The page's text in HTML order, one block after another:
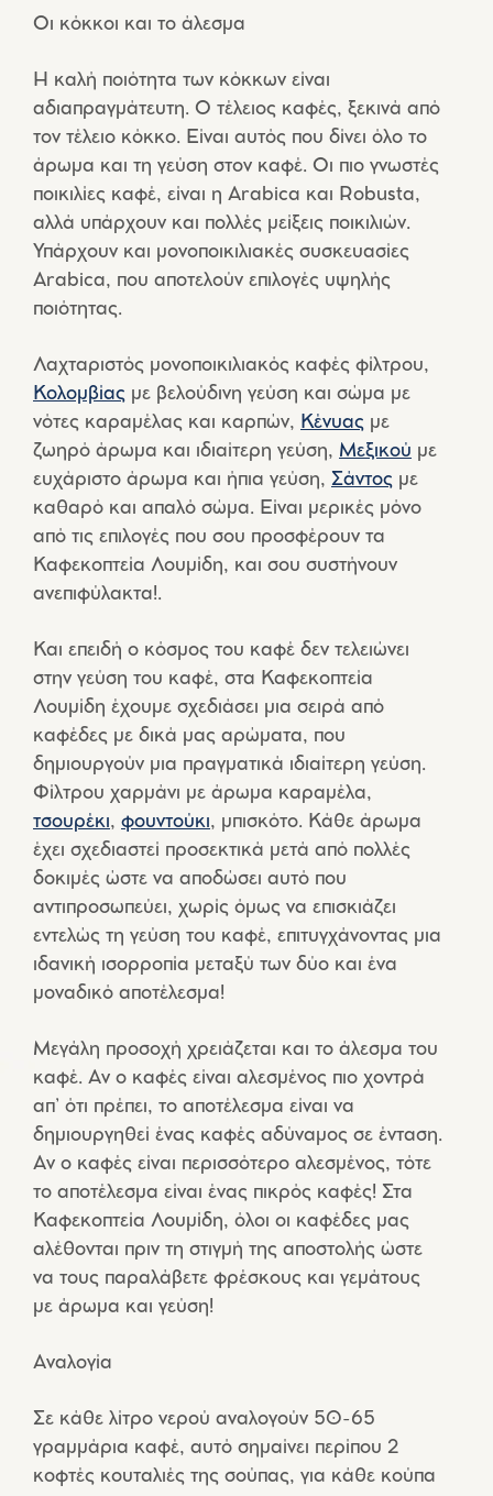
Οι κόκκοι και το άλεσμα
Η καλή ποιότητα των κόκκων είναι
αδιαπραγμάτευτη. Ο τέλειος καφές, ξεκινά από
τον τέλειο κόκκο. Είναι αυτός που δίνει όλο το
άρωμα και τη γεύση στον καφέ. Οι πιο γνωστές
ποικιλίες καφέ, είναι η Arabica και Robusta,
αλλά υπάρχουν και πολλές μείξεις ποικιλιών.
Υπάρχουν και μονοποικιλιακές συσκευασίες
Arabica, που αποτελούν επιλογές υψηλής
ποιότητας.
Λαχταριστός μονοποικιλιακός καφές φίλτρου,
Κολομβίας με βελούδινη γεύση και σώμα με
νότες καραμέλας και καρπών, Κένυας με
ζωηρό άρωμα και ιδιαίτερη γεύση, Μεξικού με
ευχάριστο άρωμα και ήπια γεύση, Σάντος με
καθαρό και απαλό σώμα. Είναι μερικές μόνο
από τις επιλογές που σου προσφέρουν τα
Καφεκοπτεία Λουμίδη, και σου συστήνουν
ανεπιφύλακτα!.
Και επειδή ο κόσμος του καφέ δεν τελειώνει
στην γεύση του καφέ, στα Καφεκοπτεία
Λουμίδη έχουμε σχεδιάσει μια σειρά από
καφέδες με δικά μας αρώματα, που
δημιουργούν μια πραγματικά ιδιαίτερη γεύση.
Φίλτρου χαρμάνι με άρωμα καραμέλα,
τσουρέκι, φουντούκι, μπισκότο. Κάθε άρωμα
έχει σχεδιαστεί προσεκτικά μετά από πολλές
δοκιμές ώστε να αποδώσει αυτό που
αντιπροσωπεύει, χωρίς όμως να επισκιάζει
εντελώς τη γεύση του καφέ, επιτυγχάνοντας μια
ιδανική ισορροπία μεταξύ των δύο και ένα
μοναδικό αποτέλεσμα!
Μεγάλη προσοχή χρειάζεται και το άλεσμα του
καφέ. Αν ο καφές είναι αλεσμένος πιο χοντρά
απ’ ότι πρέπει, το αποτέλεσμα είναι να
δημιουργηθεί ένας καφές αδύναμος σε ένταση.
Αν ο καφές είναι περισσότερο αλεσμένος, τότε
το αποτέλεσμα είναι ένας πικρός καφές! Στα
Καφεκοπτεία Λουμίδη, όλοι οι καφέδες μας
αλέθονται πριν τη στιγμή της αποστολής ώστε
να τους παραλάβετε φρέσκους και γεμάτους
με άρωμα και γεύση!
Αναλογία
Σε κάθε λίτρο νερού αναλογούν 50-65
γραμμάρια καφέ, αυτό σημαίνει περίπου 2
κοφτές κουταλιές της σούπας, για κάθε κούπα